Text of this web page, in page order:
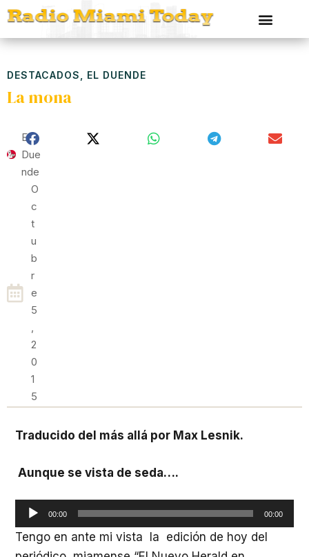
DESTACADOS EL DUENDE
La mona
El
Due
Nde
O
C
T
U
B
R
E
5
,
2
0
1
5
Traducido del más allá por Max Lesnik.
Aunque se vista de seda….
Reproductor
de
audio
00:00 00:00
Tengo en ante mi vista la edición de hoy del